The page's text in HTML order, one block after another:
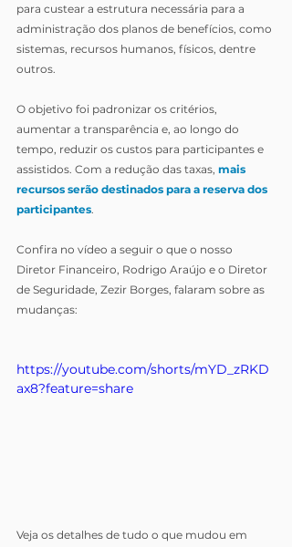
para custear a estrutura necessária para a
administração dos planos de benefícios, como
sistemas, recursos humanos, físicos, dentre
outros.
O objetivo foi padronizar os critérios,
aumentar a transparência e, ao longo do
tempo, reduzir os custos para participantes e
assistidos. Com a redução das taxas, mais
recursos serão destinados para a reserva dos
participantes
Confira no vídeo a seguir o que o nosso
Diretor Financeiro, Rodrigo Araújo e o Diretor
de Seguridade, Zezir Borges, falaram sobre as
mudanças:
https://youtube.com/shorts/mYD_zRKD
ax8?feature=share
Veja os detalhes de tudo o que mudou em